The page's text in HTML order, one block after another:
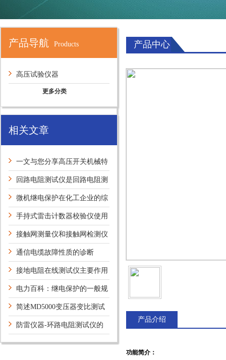
产品导航 Products
高压试验仪器
更多分类
相关文章
一文与您分享高压开关机械特
性测试仪的维护保养方法
回路电阻测试仪是回路电阻测
量设备
微机继电保护在化工企业的综
合利用和研究
手持式雷击计数器校验仪使用
方法接触网测量仪和接触网检测仪
区别通信电缆故障性质的诊断
接地电阻在线测试仪主要作用
电力百科：继电保护的一般规
定 简述MD5000变压器变比测试
仪的常见故障相应解决方法
防雷仪器-环路电阻测试仪的
应用领域
产品中心
产品介绍
功能简介：